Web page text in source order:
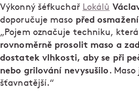
Výkonný šéfkuchař Lokálů
doporučuje maso před
„Pojem označuje techniku, která
rovnoměrně prosolit maso a
dostatek vlhkosti, aby se při
nebo grilování nevysušilo . Maso
šťavnatější.“